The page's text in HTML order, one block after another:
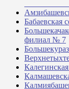
Бабаевская
филиал № 7